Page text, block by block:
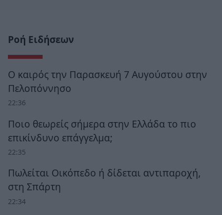
Ροή Ειδήσεων
Ο καιρός την Παρασκευή 7 Αυγούστου στην
Πελοπόννησο
22:36
Ποιο θεωρείς σήμερα στην Ελλάδα το πιο
επικίνδυνο επάγγελμα;
22:35
Πωλείται Οικόπεδο ή δίδεται αντιπαροχή,
στη Σπάρτη
22:34